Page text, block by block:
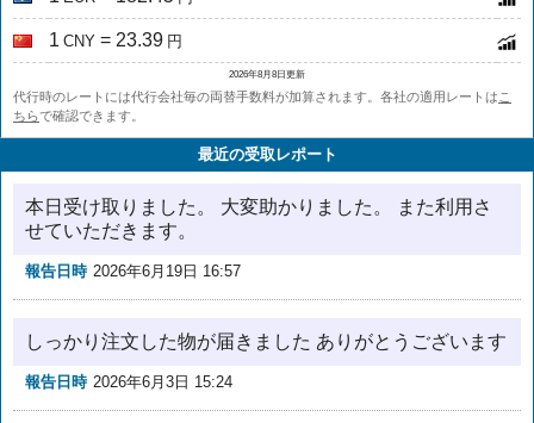
1 CNY = 23.39 円
2026年8月8日更新
代行時のレートには代行会社毎の両替手数料が加算されます。各社の適用レートは こ
ちらで確認できます。
最近の受取レポート
本日受け取りました。 大変助かりました。 また利用さ
せていただきます。
報告日時 2026年6月19日 16:57
しっかり注文した物が届きました ありがとうございます
報告日時 2026年6月3日 15:24